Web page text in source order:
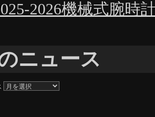
2026機械式腕時
ニュース